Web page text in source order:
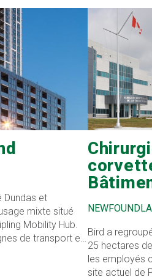
Dundas et
mixte situé
Mobility Hub.
de transport en
Bird a
25 hectares
les employés
site actuel de